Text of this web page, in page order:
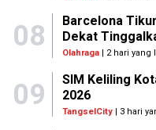
08
Barcelona
Dekat
Olahraga| 2 hari yang
09
SIM Keliling
2026
TangselCity| 3 hari